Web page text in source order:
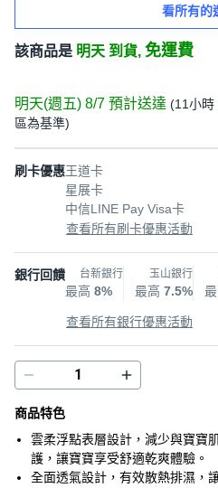
看所有的
該商品是 明天 到貨, 免運費
明天(週五) 8/7 預計送達 (11小時
區為基準)
刷卡優惠王道卡
星展卡
中信LINE Pay Visa卡
查看所有刷卡優惠活動
銀行回饋 台新銀行
最高 8%
玉山銀行
最高 7.5%
查看所有銀行優惠活動
商品特色
雲柔浮點表層設計，減少與寶寶
護，讓寶寶享受舒適乾爽體驗。
全面透氣設計，有效散熱排濕，